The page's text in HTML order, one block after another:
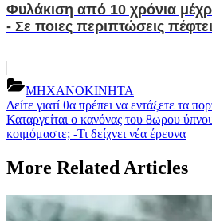
Φυλάκιση από 10 χρόνια
- Σε ποιες περιπτώσεις
ΜΗΧΑΝΟΚΙΝΗΤΑ
Post
navigation
Previous
Post:
Δείτε γιατί θα πρέπει να εντάξετε τα
Next
Post:
Καταργείται ο κανόνας του 8ωρου
κοιμόμαστε; -Τι δείχνει νέα έρευνα
More Related Articles